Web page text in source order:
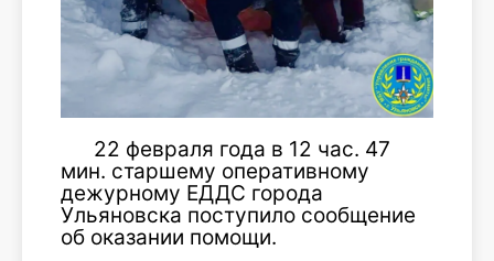
22 февраля года в 12 час. 47
мин. старшему оперативному
дежурному ЕДДС города
Ульяновска поступило сообщение
об оказании помощи.